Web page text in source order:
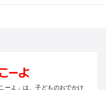
ーよ」は、子どものおでかけ